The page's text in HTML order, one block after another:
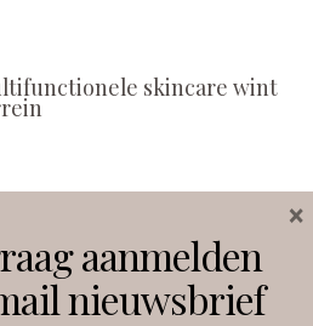
skincare wint
Facebook
aanmelden
nieuwsbrief
×